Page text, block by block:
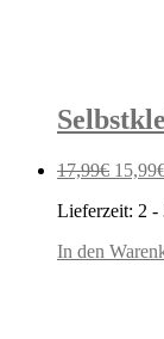
17,99€
war:
15,99
Lieferzeit: 2 -
In den